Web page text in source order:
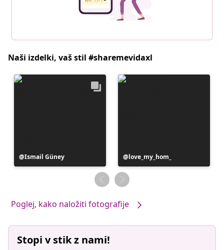
Naši izdelki, vaš stil #sharemevidaxl
Objavo
je
Ismail Güney
Objavo
je
objavil
love_my_hom_
Poglej, kako naložiti fotografije
Stopi v stik z nami!